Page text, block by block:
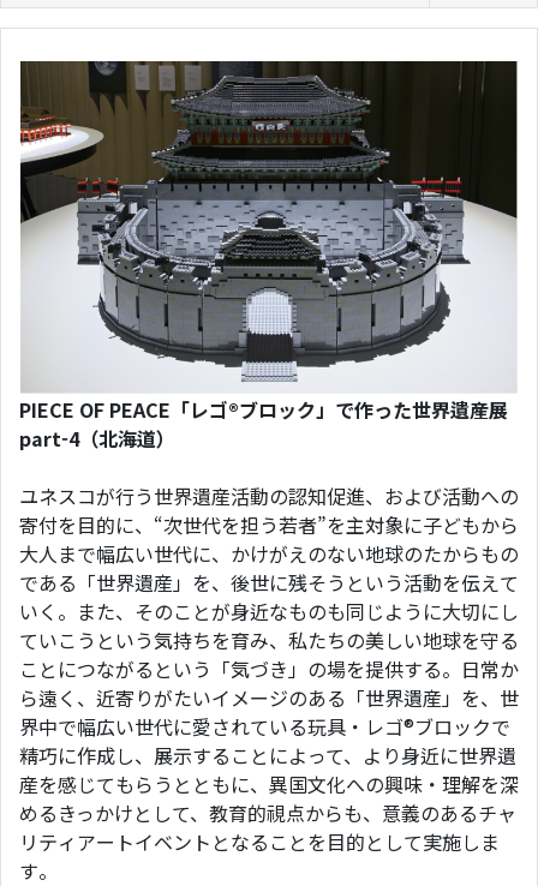
PIECE OF PEACE「レゴ®ブロック」で作った世界遺産展
part-4（北海道）
ユネスコが行う世界遺産活動の認知促進、および活動への
寄付を目的に、“次世代を担う若者”を主対象に子どもから
大人まで幅広い世代に、かけがえのない地球のたからもの
である「世界遺産」を、後世に残そうという活動を伝えて
いく。また、そのことが身近なものも同じように大切にし
ていこうという気持ちを育み、私たちの美しい地球を守る
ことにつながるという「気づき」の場を提供する。日常か
ら遠く、近寄りがたいイメージのある「世界遺産」を、世
界中で幅広い世代に愛されている玩具・レゴ®ブロックで
精巧に作成し、展示することによって、より身近に世界遺
産を感じてもらうとともに、異国文化への興味・理解を深
めるきっかけとして、教育的視点からも、意義のあるチャ
リティアートイベントとなることを目的として実施しま
す。